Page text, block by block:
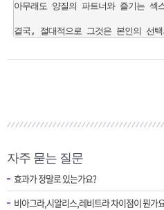
아무래도 양질의 파트너와 즐기는
자주 묻는 질문
효과가 정말로 있는가요?
비아그라,시알리스,레비트라 차이점이 뭔가